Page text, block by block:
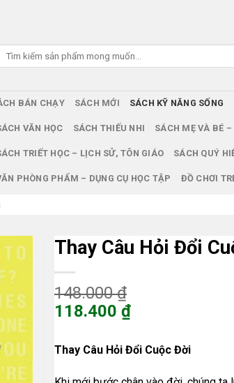
BÁN CHẠY SÁCH MỚI SÁCH KỸ NĂNG SỐNG
VĂN HỌC SÁCH THIẾU NHI SÁCH MẸ VÀ BÉ –
TRIẾT HỌC – LỊCH SỬ, TÔN GIÁO SÁCH QUÝ
PHÒNG PHẨM – DỤNG CỤ HỌC TẬP ĐỒ CHƠI
Thay Câu Hỏi Đổi
148.000₫
148.000 ₫.
118.400 ₫
hiện
là:
Thay Câu Hỏi Đổi Cuộc Đời